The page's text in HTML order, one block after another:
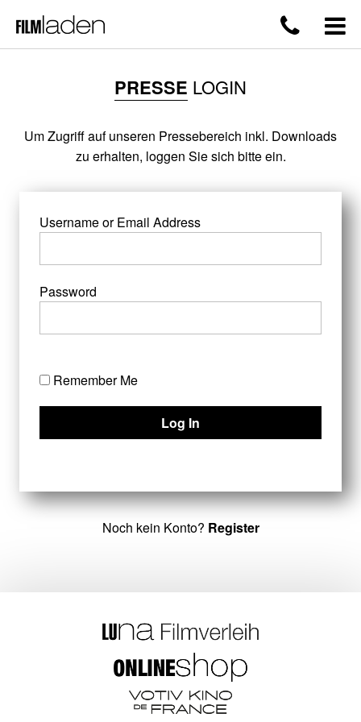
PRESSE LOGIN
Um Zugriff auf unseren Pressebereich inkl. Downloads
zu erhalten, loggen Sie sich bitte ein.
Username or Email Address
Password
Remember Me
Noch kein Konto? Register